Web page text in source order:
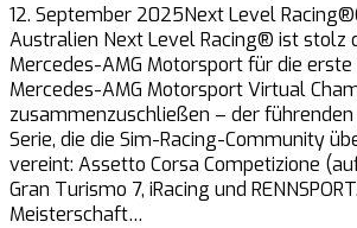
12. September 2025Next Level
Australien Next Level Racing® ist stolz
Mercedes-AMG Motorsport für die erste
Mercedes-AMG Motorsport Virtual
zusammenzuschließen – der
Serie, die die Sim-Racing-Community
vereint: Assetto Corsa Competizione
Gran Turismo 7, iRacing und
Meisterschaft…